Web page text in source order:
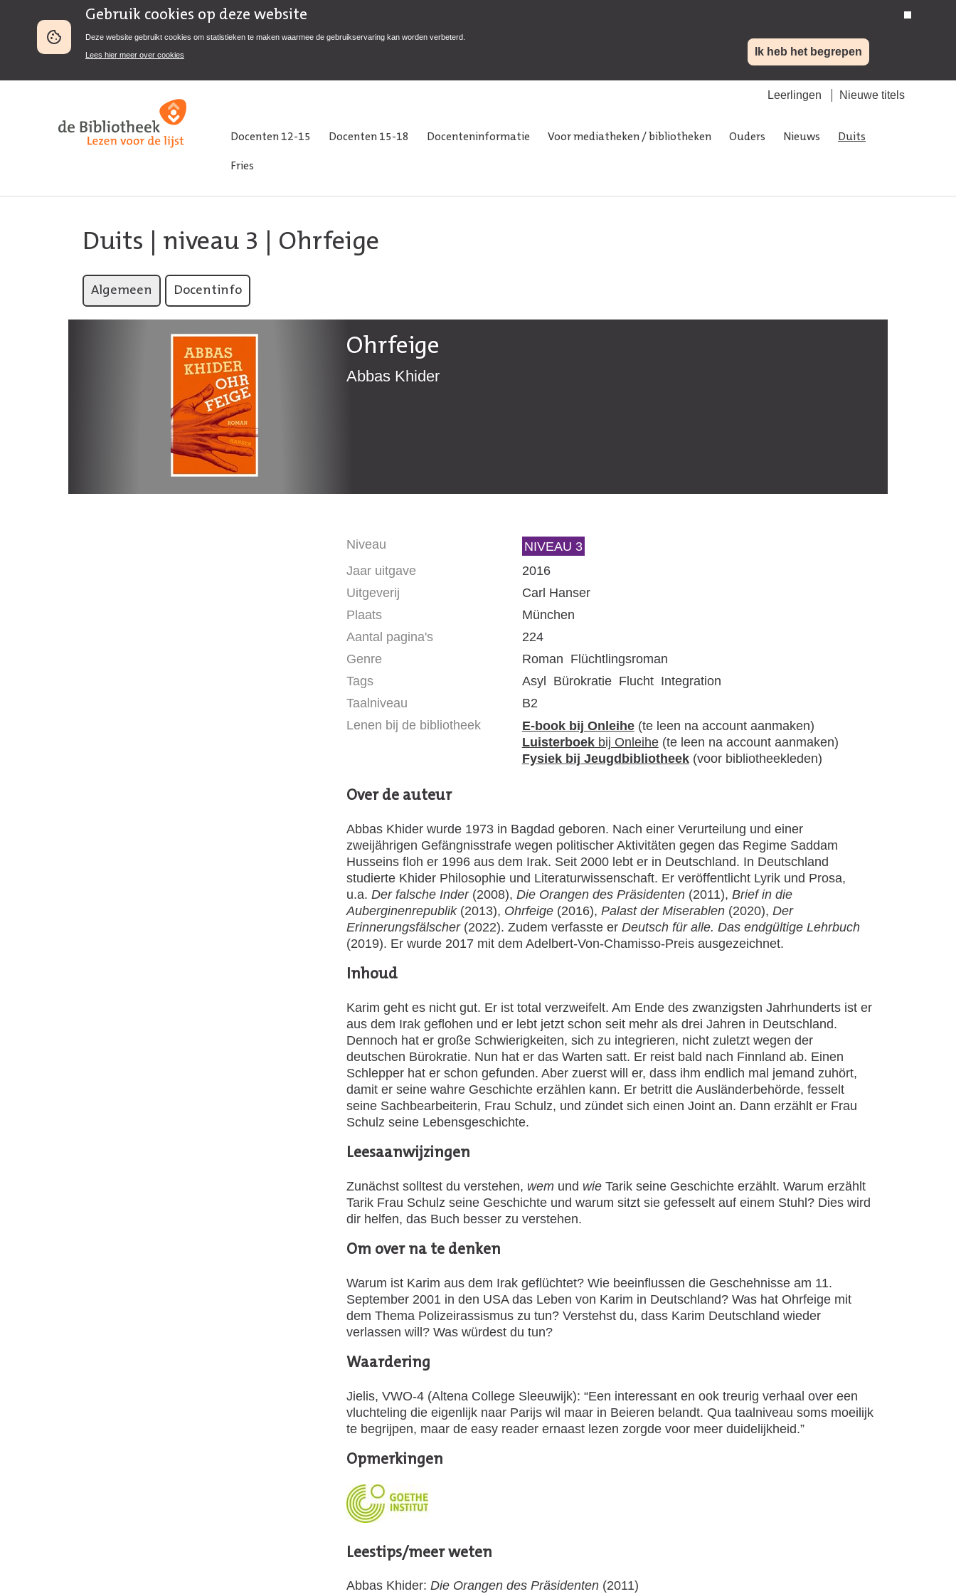
Gebruik cookies op deze website
Deze website gebruikt cookies om statistieken te maken waarmee de gebruikservaring kan worden verbeterd.
Lees hier meer over cookies Ik heb het begrepen
Leerlingen Nieuwe titels
Docenten 12-15 Docenten 15-18 Docenteninformatie Voor mediatheken / bibliotheken Ouders Nieuws Duits
Fries
Duits niveau 3 | Ohrfeige
Algemeen Docentinfo
Ohrfeige
Abbas Khider
Niveau
NIVEAU 3
Jaar uitgave
2016
Uitgeverij
Carl Hanser
Plaats
München
Aantal pagina's
224
Genre
Roman Flüchtlingsroman
Tags
Asyl Bürokratie Flucht Integration
Taalniveau
B2
Lenen bij de bibliotheek
E-bookbij Onleihe(te leen na account aanmaken)
Luisterboekbij Onleihe(te leen na account aanmaken)
Fysiek bij Jeugdbibliotheek(voor bibliotheekleden)
Over de auteur
Abbas Khider wurde 1973 in Bagdad geboren. Nach einer Verurteilung und einer
zweijährigen Gefängnisstrafe wegen politischer Aktivitäten gegen das Regime Saddam
Husseins floh er 1996 aus dem Irak. Seit 2000 lebt er in Deutschland. In Deutschland
studierte Khider Philosophie und Literaturwissenschaft. Er veröffentlicht Lyrik und Prosa,
u.a. Der falsche Inder(2008), Die Orangen des Präsidenten(2011), Brief in die
Auberginenrepublik(2013), Ohrfeige(2016), Palast der Miserablen(2020), Der
Erinnerungsfälscher(2022). Zudem verfasste er Deutsch für alle. Das endgültige Lehrbuch
(2019). Er wurde 2017 mit dem Adelbert-Von-Chamisso-Preis ausgezeichnet.
Inhoud
Karim geht es nicht gut. Er ist total verzweifelt. Am Ende des zwanzigsten Jahrhunderts ist er
aus dem Irak geflohen und er lebt jetzt schon seit mehr als drei Jahren in Deutschland.
Dennoch hat er große Schwierigkeiten, sich zu integrieren, nicht zuletzt wegen der
deutschen Bürokratie. Nun hat er das Warten satt. Er reist bald nach Finnland ab. Einen
Schlepper hat er schon gefunden. Aber zuerst will er, dass ihm endlich mal jemand zuhört,
damit er seine wahre Geschichte erzählen kann. Er betritt die Ausländerbehörde, fesselt
seine Sachbearbeiterin, Frau Schulz, und zündet sich einen Joint an. Dann erzählt er Frau
Schulz seine Lebensgeschichte.
Leesaanwijzingen
Zunächst solltest du verstehen, wem und wieTarik seine Geschichte erzählt. Warum erzählt
Tarik Frau Schulz seine Geschichte und warum sitzt sie gefesselt auf einem Stuhl? Dies wird
dir helfen, das Buch besser zu verstehen.
Om over na te denken
Warum ist Karim aus dem Irak geflüchtet? Wie beeinflussen die Geschehnisse am 11.
September 2001 in den USA das Leben von Karim in Deutschland? Was hat Ohrfeige mit
dem Thema Polizeirassismus zu tun? Verstehst du, dass Karim Deutschland wieder
verlassen will? Was würdest du tun?
Waardering
Jielis, VWO-4 (Altena College Sleeuwijk): “Een interessant en ook treurig verhaal over een
vluchteling die eigenlijk naar Parijs wil maar in Beieren belandt. Qua taalniveau soms moeilijk
te begrijpen, maar de easy reader ernaast lezen zorgde voor meer duidelijkheid.”
Opmerkingen
Leestips/meer weten
Abbas Khider: Die Orangen des Präsidenten (2011)